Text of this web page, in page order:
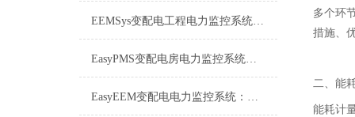
EEMSys变配电工程电力监控系统：保障电网稳定运行的智能中枢
EasyPMS变配电房电力监控系统：守护电网“心脏”的智能卫士
EasyEEM变配电电力监控系统：智能电网的“神经中枢”
多个环
措施、
二、能
能耗计